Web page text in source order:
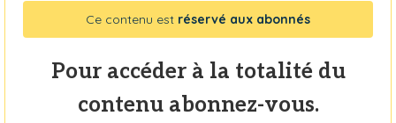
Ce contenu est réservé aux abonnés
Pour accéder à la totalité du
contenu abonnez-vous.